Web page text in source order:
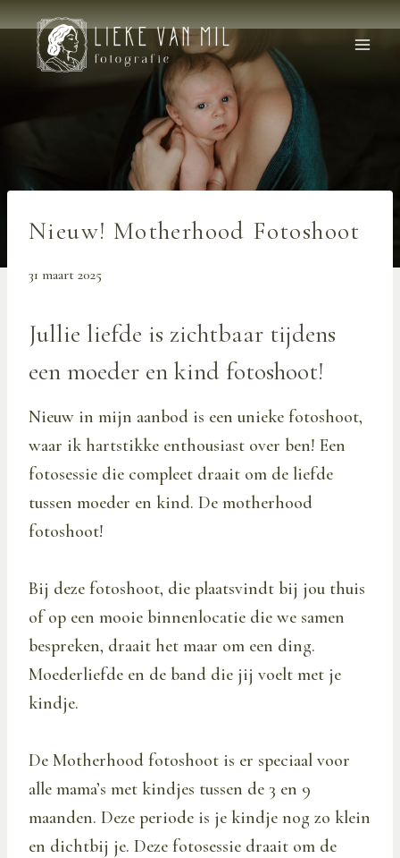
Doorgaan
inhoud
Nieuw! Motherhood Fotoshoot
31 maart 2025
Jullie liefde is zichtbaar tijdens
een moeder en kind fotoshoot!
Nieuw in mijn aanbod is een unieke fotoshoot,
waar ik hartstikke enthousiast over ben! Een
fotosessie die compleet draait om de liefde
tussen moeder en kind. De motherhood
fotoshoot!
Bij deze fotoshoot, die plaatsvindt bij jou thuis
of op een mooie binnenlocatie die we samen
bespreken, draait het maar om een ding.
Moederliefde en de band die jij voelt met je
kindje.
De Motherhood fotoshoot is er speciaal voor
alle mama’s met kindjes tussen de 3 en 9
maanden. Deze periode is je kindje nog zo klein
en dichtbij je. Deze fotosessie draait om de